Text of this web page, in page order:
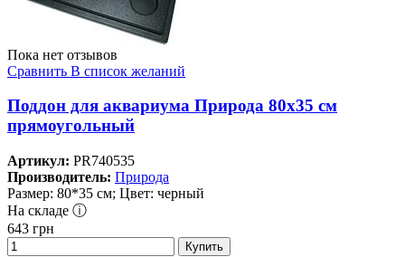
Пока нет отзывов
Сравнить В список желаний
Поддон для аквариума Природа 80х35 см
прямоугольный
Артикул: PR740535
Производитель: Природа
Размер: 80*35 см; Цвет: черный
На складе ⓘ
643 грн
Купить